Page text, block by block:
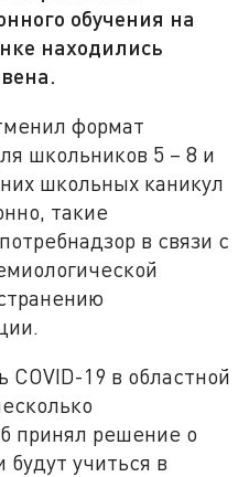
обучения на
находились
формат
школьников 5 – 8 и
школьных каникул
такие
в связи с
COVID-19 в областной
принял решение о
учиться в